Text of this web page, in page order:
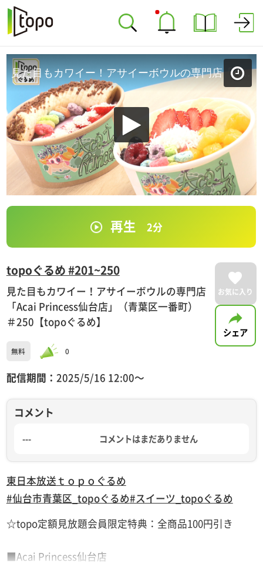
見た目もカワイー！アサイーボウルの専門店「Acai Princess仙台店」（青葉区一番町）＃250【topoぐるめ】
再生 2分
topoぐるめ #201~250
見た目もカワイー！アサイーボウルの専門店
「Acai Princess仙台店」（青葉区一番町）
＃250【topoぐるめ】
無料 0
配信期間： 2025/5/16 12:00〜
お気に入り
シェア
コメント
--- コメントはまだありません
東日本放送 ｔｏｐｏぐるめ
#仙台市青葉区_topoぐるめ#スイーツ_topoぐるめ
☆topo定額見放題会員限定特典：全商品100円引き
■Acai Princess仙台店